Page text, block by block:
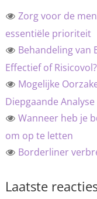
Zorg voor de
essentiële prioriteit
Behandeling van
Effectief of Risicovol?
Mogelijke
Diepgaande Analyse
Wanneer heb je
om op te letten
Borderliner
Laatste